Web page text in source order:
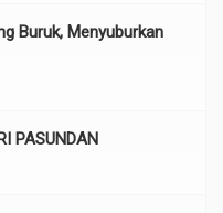
Buruk, Menyuburkan
PASUNDAN